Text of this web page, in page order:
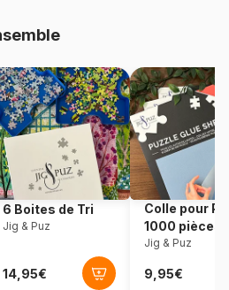
Eurographics-6000-5539
628136655392
1000 pièces
67 x 49 cm
6 Boites de Tri
Jig & Puz
Colle pour
1000 pièces
Jig & Puz